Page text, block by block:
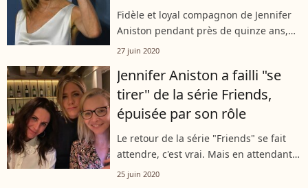
Fidèle et loyal compagnon de Jennifer
Aniston pendant près de quinze ans,
Norman est décédé en 2011. La star n'a
même réalisé deux tatouages...
27 juin 2020
Jennifer Aniston a failli "se
tirer" de la série Friends,
épuisée par son rôle
Le retour de la série "Friends" se fait
attendre, c'est vrai. Mais en attendant,
les comédiens n'hésitent pas à
25 juin 2020